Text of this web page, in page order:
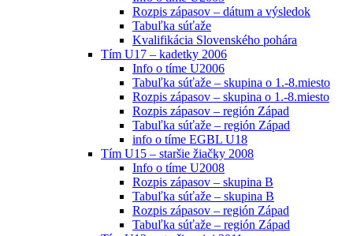
Rozpis zápasov – dátum a výsledok
Tabuľka súťaže
Kvalifikácia Slovenského pohára
Tím U17 – kadetky 2006
Info o tíme U2006
Tabuľka súťaže – skupina o 1.-8.miesto
Rozpis zápasov – skupina o 1.-8.miesto
Rozpis zápasov – región Západ
Tabuľka súťaže – región Západ
info o tíme EGBL U18
Tím U15 – staršie žiačky 2008
Info o tíme U2008
Rozpis zápasov – skupina B
Tabuľka súťaže – skupina B
Rozpis zápasov – región Západ
Tabuľka súťaže – región Západ